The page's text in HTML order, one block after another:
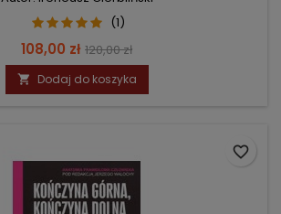
(1)
Cena
108,00 zł Cena
podstawowa
120,00 zł
 Dodaj do koszyka
favorite_border